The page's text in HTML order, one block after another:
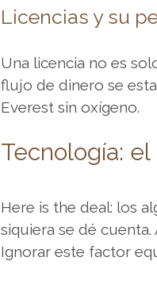
esta
a
sobre
casinos
con
depÃ³sito
nimo
EncontrarÃ¡s
informaciÃ³n
Licencias y su
Una licencia no es
flujo de dinero se
Everest sin oxígeno.
Tecnología:
Here is the deal: los
siquiera se dé
Ignorar este factor